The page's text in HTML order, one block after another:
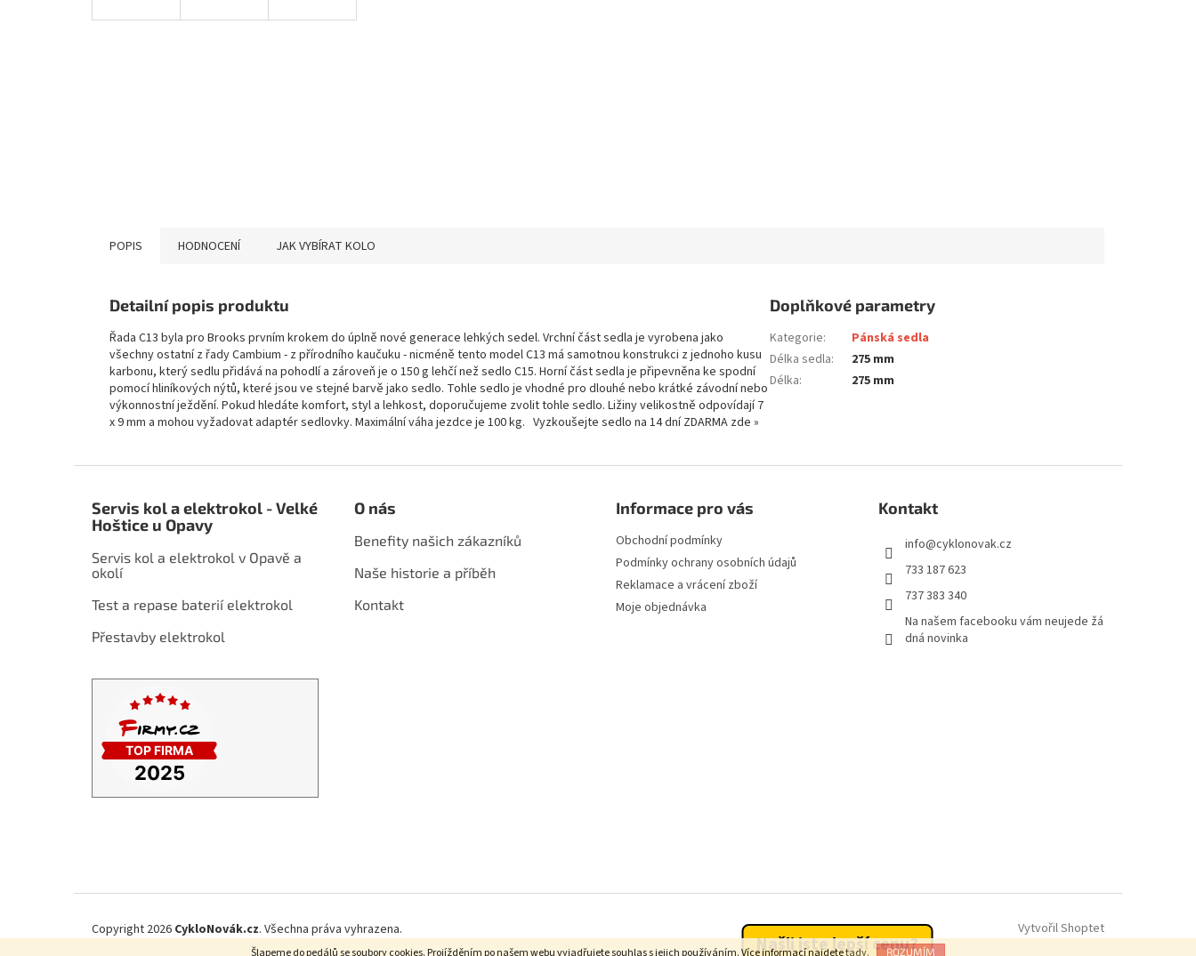
ROZUMÍM
POPIS HODNOCENÍ JAK VYBÍRAT KOLO
Detailní popis produktu
Řada C13 byla pro Brooks prvním krokem do úplně nové generace lehkých sedel. Vrchní část sedla je vyrobena jako
všechny ostatní z řady Cambium - z přírodního kaučuku - nicméně tento model C13 má samotnou konstrukci z jednoho kusu
karbonu, který sedlu přidává na pohodlí a zároveň je o 150 g lehčí než sedlo C15. Horní část sedla je připevněna ke spodní
pomocí hliníkových nýtů, které jsou ve stejné barvě jako sedlo. Tohle sedlo je vhodné pro dlouhé nebo krátké závodní nebo
výkonnostní ježdění. Pokud hledáte komfort, styl a lehkost, doporučujeme zvolit tohle sedlo. Ližiny velikostně odpovídají 7
x 9 mm a mohou vyžadovat adaptér sedlovky. Maximální váha jezdce je 100 kg. Vyzkoušejte sedlo na 14 dní ZDARMA zde »
Doplňkové parametry
Kategorie:
Pánská sedla
Délka sedla:
275 mm
Délka: 275 mm
Servis kol a elektrokol - Velké
Hoštice u Opavy
Servis kol a elektrokol v Opavě a
okolí
Test a repase baterií elektrokol
Přestavby elektrokol
O nás
Benefity našich zákazníků
Naše historie a příběh
Kontakt
Informace pro vás
Obchodní podmínky
Podmínky ochrany osobních údajů
Reklamace a vrácení zboží
Moje objednávka
Kontakt
info@cyklonovak.cz
733 187 623
737 383 340
Na našem facebooku vám neujede žá
dná novinka
Vytvořil Shoptet
Copyright 2026 CykloNovák.cz. Všechna práva vyhrazena.
Našli jste lepší cenu?